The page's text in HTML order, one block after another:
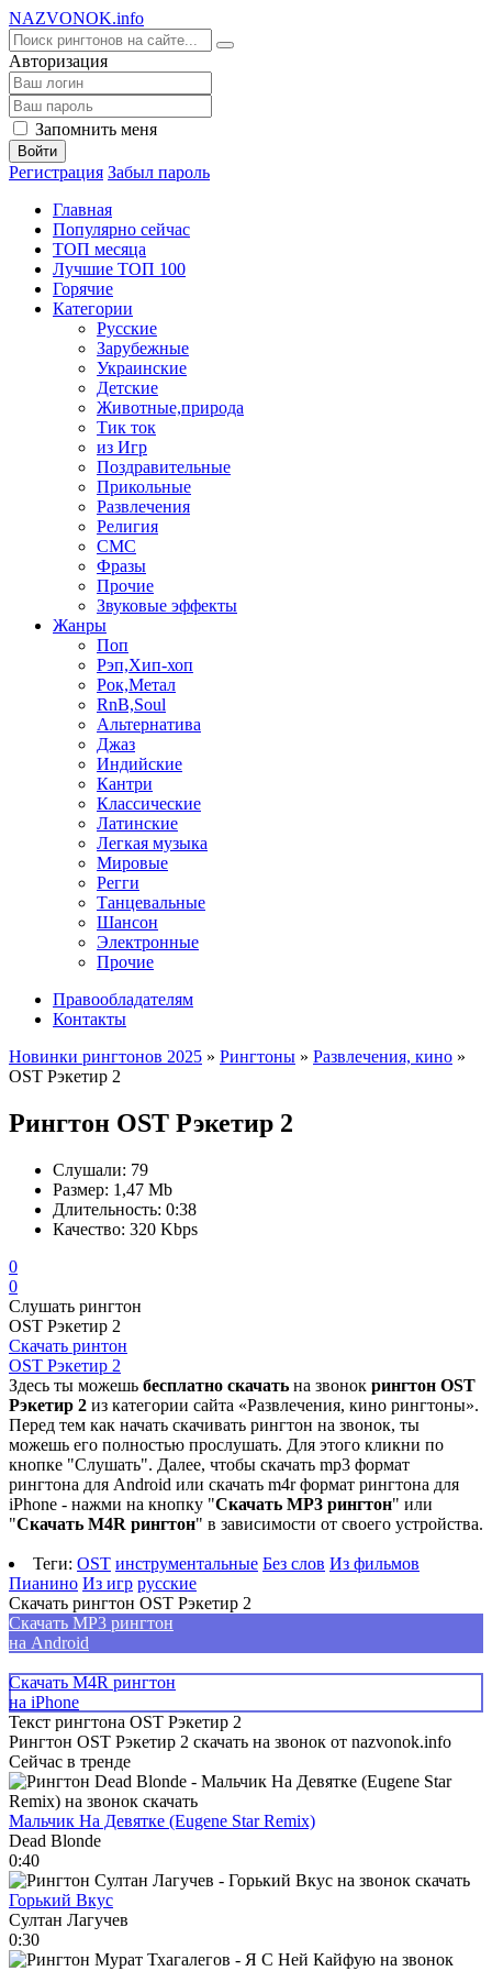
NAZVONOK.info
Авторизация
Запомнить меня
Войти
Регистрация Забыл пароль
Главная
Популярно сейчас
ТОП месяца
Лучшие ТОП 100
Горячие
Категории
Русские
Зарубежные
Украинские
Детские
Животные,природа
Тик ток
из Игр
Поздравительные
Прикольные
Развлечения
Религия
СМС
Фразы
Прочие
Звуковые эффекты
Жанры
Поп
Рэп,Хип-хоп
Рок,Метал
RnB,Soul
Альтернатива
Джаз
Индийские
Кантри
Классические
Латинские
Легкая музыка
Мировые
Регги
Танцевальные
Шансон
Электронные
Прочие
Правообладателям
Контакты
Новинки рингтонов 2025 » Рингтоны » Развлечения, кино »
OST Рэкетир 2
Рингтон OST Рэкетир 2
Слушали: 79
Размер: 1,47 Mb
Длительность: 0:38
Качество: 320 Kbps
0
0
Слушать рингтон
OST Рэкетир 2
Скачать ринтон
OST Рэкетир 2
Здесь ты можешь бесплатно скачать на звонок рингтон OST
Рэкетир 2 из категории сайта «Развлечения, кино рингтоны».
Перед тем как начать скачивать рингтон на звонок, ты
можешь его полностью прослушать. Для этого кликни по
кнопке "Слушать". Далее, чтобы скачать mp3 формат
рингтона для Android или скачать m4r формат рингтона для
iPhone - нажми на кнопку "Скачать MP3 рингтон" или
"Скачать M4R рингтон" в зависимости от своего устройства.
Теги: OST инструментальные Без слов Из фильмов
Пианино Из игр русские
Скачать рингтон OST Рэкетир 2
Скачать MP3 рингтон
на Android
Скачать M4R рингтон
на iPhone
Текст рингтона OST Рэкетир 2
Рингтон OST Рэкетир 2 скачать на звонок от nazvonok.info
Сейчас в тренде
Мальчик На Девятке (Eugene Star Remix)
Dead Blonde
0:40
Горький Вкус
Султан Лагучев
0:30